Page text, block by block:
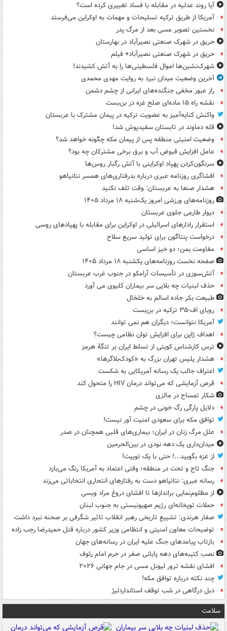
آیا روند عدلیه در مقابله با فساد تغییری کرده است؟
آمریکا از طریق ترکیه تسلیحات و مهمات به اوکراین می‌فرستد
نخستین تصویر مسی بعد از مرگ پدر
حریق در شهرک صنعتی نصیرآباد در بهارستان
حریق در شهرک صنعتی نصیرآباد+ فیلم
شهرک‌نشین‌ها اموال فلسطینی‌ها را به آتش کشیدند!
آخرین وضعیت میدان نبرد به روایت مهدی محمدی
راز عبور مخفی جنگنده‌های ایرانی از چشم دشمن
نقشه راه ۱۵ ماده‌ای صلح غزه در بن‌بست
واکنش کنایه‌آمیز به عضویت ترکیه در پیمان مشترک با عربستان
قله دماوند در تابستان سفیدپوش شد!
وضعیت امنیتی منطقه پس از پیمان مکه چگونه خواهد شد؟
عامل افزایش قبوض آب و برق برخی مشترکان چه بود؟
سرنگون‌کردن پهپاد اوکراینی با آتش رگبار روس‌ها
افشاگری روزنامه عبری درباره بدرفتاری‌های همسر نتانیاهو
هشدار صنعا به عربستان: وقت تلف نکنید
روزنامه‌های ورزشی امروز یک‌شنبه ۱۸ مرداد ۱۴۰۵
دیوار طارمی جلوی عربستان
استقرار رادارهای اسرائیلی در اوکراین برای مقابله با پهپادهای روسی
درخواست پنتاگون برای تولید سریع سلاح
مقاومت یمن؛ دو خیز اساسی
صفحه نخست روزنامه‌های یکشنبه ۱۸ مرداد ۱۴۰۵
آتش‌سوزی در تأسیسات آرامکو در جنوب غرب عربستان
حذف لبنیات چه بلایی سر بیماران کلیوی می آورد
طبیعت بکر جاده اسالم به خلخال
رویای اف-۳۵ ترکیه در بن‌بست
آمریکا نتوانست؛ دیگران هم نمی توانند
اهداف ژاپن برای افزایش توان نظامی چیست؟
ترس کارشناس کویتی از تسلط ایران بر تنگۀ هرمز
هشدار پلیس تهران بزرگ به «کودک‌بلاگرها»
اعتراف جالب یک رسانه آمریکایی به شکست
قرص آزمایشی که می‌تواند درمان HIV را متحول کند
شکار تمساح در مالزی
دلایل پارگی رگ خونی در چشم
توافق مکه برای سعودی امنیت آور نیست!
علل مرگ زنان در ایران؛ بیماری‌های قلبی همچنان در صدر
میدان‌داری یک دهه نودی در بین‌الحرمین
از غزه بگویید...! حتی با یک توییت!
جنگ تاج و تخت در منطقه؛ وقتی اعتماد به آمریکا رنگ می‌بازد
رسانه عبری: نتانیاهو دست به رفتارهای انتحاری انتخاباتی می‌زند
از مظلوم‌نمایی براندازها تا افشای دروغ مراد ویسی
حملات توپخانه‌ای رژیم صهیونیستی به جنوب لبنان
صفار هرندی: تشییع تاریخی رهبر انقلاب تاثیر شگرفی بر صحنه نبرد داشت
توضیحات معاون امنیتی و انتظامی وزیر کشور درباره قتل حمیدرضا رجب زاده
بازتاب پیامدهای جنگ علیه ایران در رسانه‌های جهان
نصب کتیبه‌های دهه پایانی صفر در حرم امام رئوف
افشای نقشه ترور لیونل مسی در جام جهانی ۲۰۲۶
چند نکته درباره توافق مکه!
دبل درگاهی در شب توقف استانداردلیژ
سلامت